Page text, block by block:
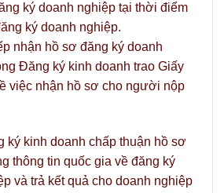
ký doanh nghiệp tại thời điểm
ký doanh nghiệp.
nhận hồ sơ đăng ký doanh
Đăng ký kinh doanh trao Giấy
việc nhận hồ sơ cho người nộp
ký kinh doanh chấp thuận hồ sơ
thông tin quốc gia về đăng ký
và trả kết quả cho doanh nghiệp